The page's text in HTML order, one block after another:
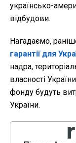
українсько-
відбудови.
Нагадаємо,
гарантії для
надра,
власності
фонду будуть
України.